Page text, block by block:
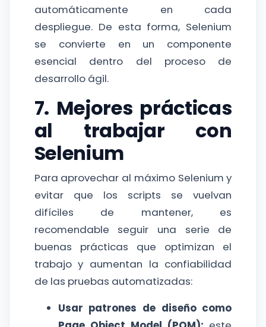
automáticamente en cada
despliegue. De esta forma, Selenium
se convierte en un componente
esencial dentro del proceso de
desarrollo ágil.
7. Mejores prácticas
al trabajar con
Selenium
Para aprovechar al máximo Selenium y
evitar que los scripts se vuelvan
difíciles de mantener, es
recomendable seguir una serie de
buenas prácticas que optimizan el
trabajo y aumentan la confiabilidad
de las pruebas automatizadas:
Usar patrones de diseño como